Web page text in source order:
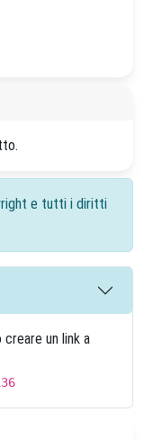
e tutti i diritti
un link a